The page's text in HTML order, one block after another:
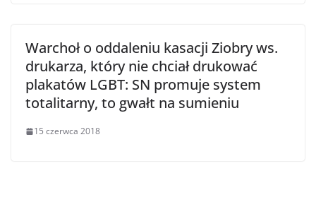
Warchoł o oddaleniu kasacji Ziobry ws.
drukarza, który nie chciał drukować
plakatów LGBT: SN promuje system
totalitarny, to gwałt na sumieniu
15 czerwca 2018